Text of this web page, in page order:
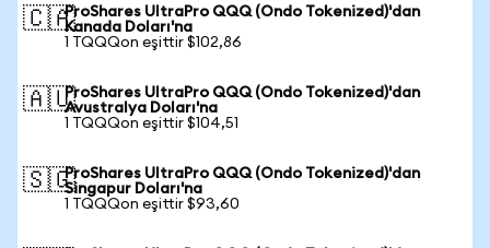
🇨🇦ProShares UltraPro QQQ (Ondo Tokenized)'dan
Kanada Doları'na
1 TQQQon eşittir $102,86
🇦🇺ProShares UltraPro QQQ (Ondo Tokenized)'dan
Avustralya Doları'na
1 TQQQon eşittir $104,51
🇸🇬ProShares UltraPro QQQ (Ondo Tokenized)'dan
Singapur Doları'na
1 TQQQon eşittir $93,60